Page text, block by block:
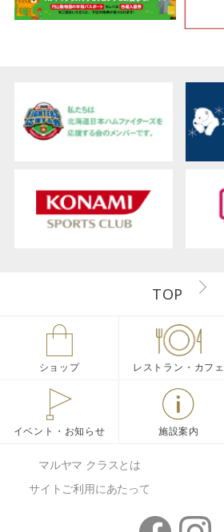
TOP
ショップ レストラン・カフェ
イベント・お知らせ 施設案内
マルヤマ クラスとは
サイトご利用にあたって